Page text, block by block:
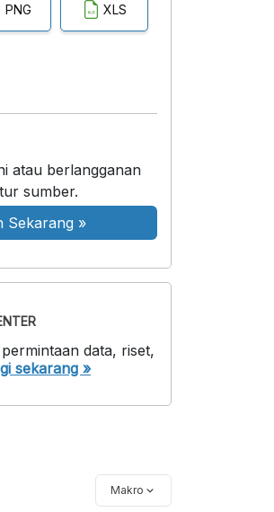
PNG XLS
atau berlangganan
sumber.
Sekarang »
data, riset,
sekarang »
Makro